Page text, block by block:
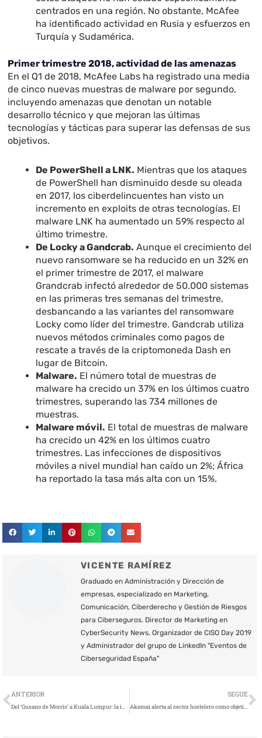
centrados en una región. No obstante, McAfee
ha identificado actividad en Rusia y esfuerzos en
Turquía y Sudamérica.
Primer trimestre 2018, actividad de las amenazas
En el Q1 de 2018, McAfee Labs ha registrado una media
de cinco nuevas muestras de malware por segundo,
incluyendo amenazas que denotan un notable
desarrollo técnico y que mejoran las últimas
tecnologías y tácticas para superar las defensas de sus
objetivos.
De PowerShell a LNK. Mientras que los ataques
de PowerShell han disminuido desde su oleada
en 2017, los ciberdelincuentes han visto un
incremento en exploits de otras tecnologías. El
malware LNK ha aumentado un 59% respecto al
último trimestre.
De Locky a Gandcrab. Aunque el crecimiento del
nuevo ransomware se ha reducido en un 32% en
el primer trimestre de 2017, el malware
Grandcrab infectó alrededor de 50.000 sistemas
en las primeras tres semanas del trimestre,
desbancando a las variantes del ransomware
Locky como líder del trimestre. Gandcrab utiliza
nuevos métodos criminales como pagos de
rescate a través de la criptomoneda Dash en
lugar de Bitcoin.
Malware. El número total de muestras de
malware ha crecido un 37% en los últimos cuatro
trimestres, superando las 734 millones de
muestras.
Malware móvil. El total de muestras de malware
ha crecido un 42% en los últimos cuatro
trimestres. Las infecciones de dispositivos
móviles a nivel mundial han caído un 2%; África
ha reportado la tasa más alta con un 15%.
VICENTE RAMÍREZ
Graduado en Administración y Dirección de
empresas, especializado en Marketing,
Comunicación, Ciberderecho y Gestión de Riesgos
para Ciberseguros. Director de Marketing en
CyberSecurity News, Organizador de CISO Day 2019
y Administrador del grupo de LinkedIn "Eventos de
Ciberseguridad España"
Ant
ANTERIOR
Del ‘Gusano de Morris’ a Kuala Lumpur: la importancia de los CERT en la ciberseguridad mundial
SEGUE
Akamai alerta al sector hostelero como objetivo de las botnets